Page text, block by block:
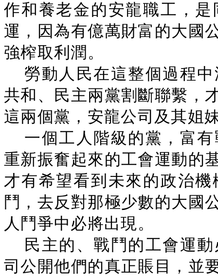
作和養老金的安龍職工，
運，因為有億萬財富的大國
強榨取利潤。
勞動人民在這整個過程
共和、民主兩黨割斷聯繫，
這兩個黨，安龍公司及其姐
一個工人階級的黨，富
重新振奮起來的工會運動的
才有希望看到未來的政治
鬥，去反對那極少數的大國
人鬥爭中必將出現。
民主的、戰鬥的工會運
司公開他們的真正賬目，並